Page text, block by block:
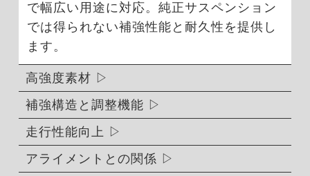
で幅広い用途に対応。純正サスペンション
では得られない補強性能と耐久性を提供し
ます。
高強度素材
補強構造と調整機能
走行性能向上
アライメントとの関係